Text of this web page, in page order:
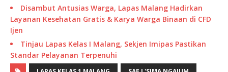
Disambut Antusias Warga, Lapas Malang Hadirkan
Layanan Kesehatan Gratis & Karya Warga Binaan di CFD
Ijen
Tinjau Lapas Kelas I Malang, Sekjen Imipas Pastikan
Standar Pelayanan Terpenuhi